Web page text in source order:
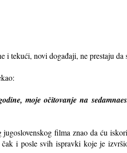
i tekući, novi događaji, ne prestaju da
moje očitovanje na
filma znao da ću
čak i posle svih ispravki koje je